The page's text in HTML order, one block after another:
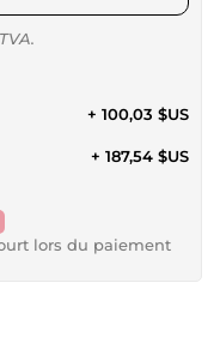
+ 100,03 $US
+ 187,54 $US
lors du paiement